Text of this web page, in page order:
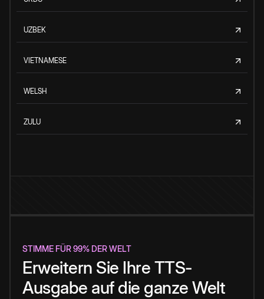
UZBEK
VIETNAMESE
WELSH
ZULU
STIMME FÜR 99% DER WELT
Erweitern Sie Ihre TTS-
Ausgabe auf die ganze Welt